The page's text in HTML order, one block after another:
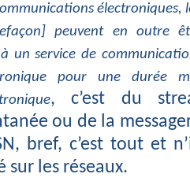
électroniques,
peuvent en outre
à un service de
pour une durée
, c’est du
ou de la
bref, c’est tout et
sur les réseaux.